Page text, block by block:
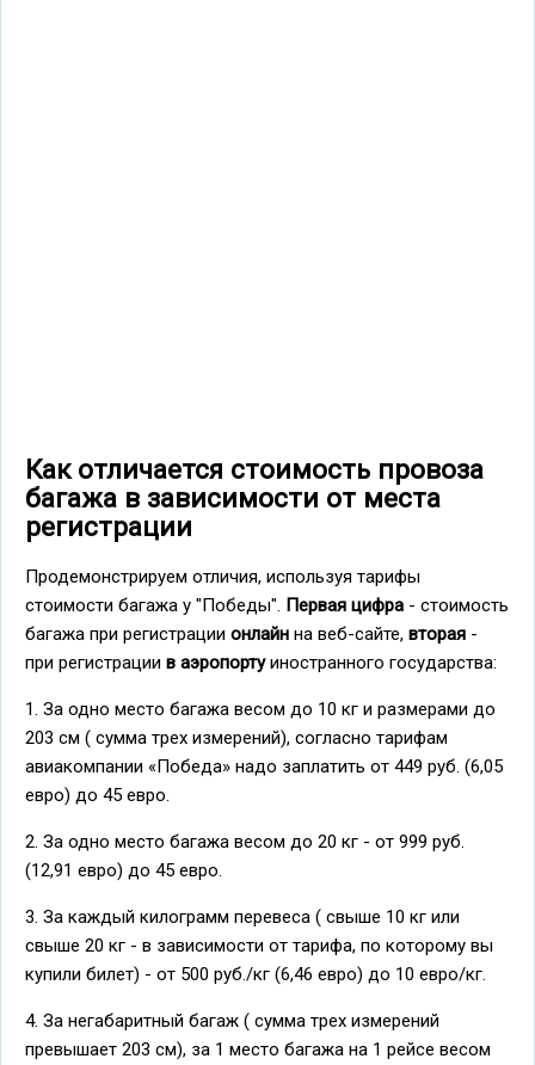
Как отличается стоимость провоза
багажа в зависимости от места
регистрации
Продемонстрируем отличия, используя тарифы
стоимости багажа у "Победы". Первая цифра - стоимость
багажа при регистрации онлайн на веб-сайте, вторая -
при регистрации в аэропортуиностранного государства:
1. За одно место багажа весом до 10 кг и размерами до
203 см ( сумма трех измерений), согласно тарифам
авиакомпании «Победа» надо заплатить от 449 руб. (6,05
евро) до 45 евро.
2. За одно место багажа весом до 20 кг - от 999 руб.
(12,91 евро) до 45 евро.
3. За каждый килограмм перевеса ( свыше 10 кг или
свыше 20 кг - в зависимости от тарифа, по которому вы
купили билет) - от 500 руб./кг (6,46 евро) до 10 евро/кг.
4. За негабаритный багаж ( сумма трех измерений
превышает 203 см), за 1 место багажа на 1 рейсе весом